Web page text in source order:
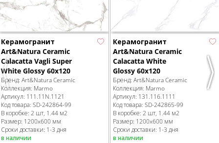
Previous
Керамогранит
Art&Natura Ceramic
Calacatta Vagli Super
White Glossy 60x120
Бренд: Art&Natura Ceramic
Коллекция: Marmo
Артикул: 111.11N.1121
Код товара: SD-242864-99
В коробке: 2 шт, 1.44 м2
Размер: 1200x600 мм
Сроки доставки: 1-3 дня
в наличии
Керамогранит
Art&Natura Ceramic
Calacatta White
Glossy 60x120
Бренд: Art&Natura Ceramic
Коллекция: Marmo
Артикул: 131.116.1111
Код товара: SD-242865-99
В коробке: 2 шт, 1.44 м2
Размер: 1200x600 мм
Сроки доставки: 1-3 дня
в наличии